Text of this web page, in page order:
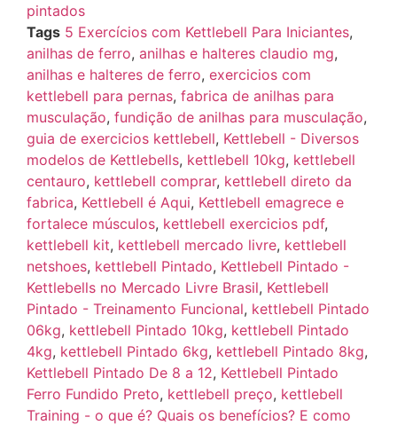
pintados
Tags 5 Exercícios com Kettlebell Para Iniciantes,
anilhas de ferro, anilhas e halteres claudio mg,
anilhas e halteres de ferro, exercicios com
kettlebell para pernas, fabrica de anilhas para
musculação, fundição de anilhas para musculação,
guia de exercicios kettlebell, Kettlebell - Diversos
modelos de Kettlebells, kettlebell 10kg, kettlebell
centauro, kettlebell comprar, kettlebell direto da
fabrica, Kettlebell é Aqui, Kettlebell emagrece e
fortalece músculos, kettlebell exercicios pdf,
kettlebell kit, kettlebell mercado livre, kettlebell
netshoes, kettlebell Pintado, Kettlebell Pintado -
Kettlebells no Mercado Livre Brasil, Kettlebell
Pintado - Treinamento Funcional, kettlebell Pintado
06kg, kettlebell Pintado 10kg, kettlebell Pintado
4kg, kettlebell Pintado 6kg, kettlebell Pintado 8kg,
Kettlebell Pintado De 8 a 12, Kettlebell Pintado
Ferro Fundido Preto, kettlebell preço, kettlebell
Training - o que é? Quais os benefícios? E como